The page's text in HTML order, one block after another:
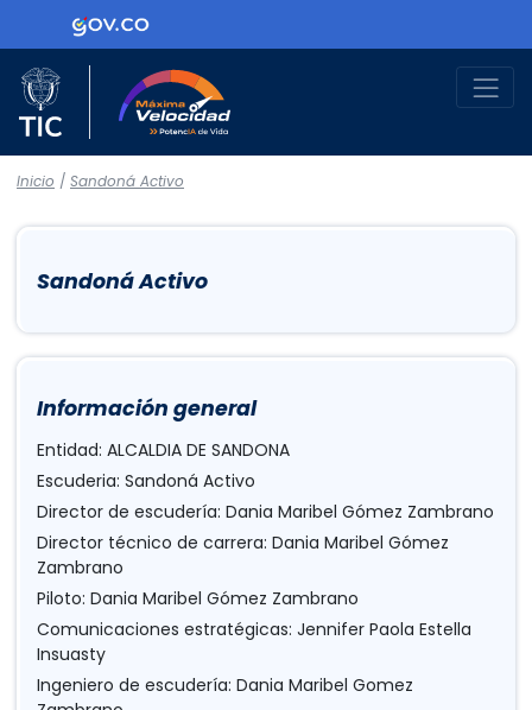
Logo Gobierno de Colombia
Logo del Ministerio TIC
Inicio / Sandoná Activo
Sandoná Activo
Información general
Entidad: ALCALDIA DE SANDONA
Escuderia: Sandoná Activo
Director de escudería: Dania Maribel Gómez Zambrano
Director técnico de carrera: Dania Maribel Gómez
Zambrano
Piloto: Dania Maribel Gómez Zambrano
Comunicaciones estratégicas: Jennifer Paola Estella
Insuasty
Ingeniero de escudería: Dania Maribel Gomez